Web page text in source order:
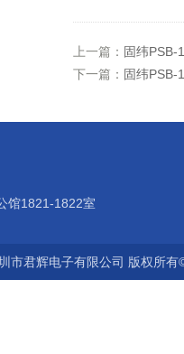
上一篇： 固纬PSB-
下一篇： 固纬PSB-
馆1821-1822室
市君辉电子有限公司 版权所